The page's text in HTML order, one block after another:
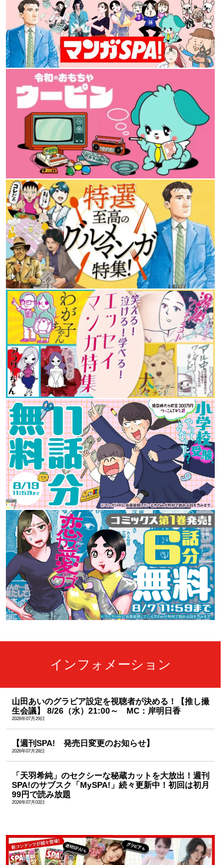
インフォメーション
山田あいのグラビア設定を視聴者が決める！【推し撮
生会議】 8/26（水）21:00～ MC：岸明日香
2026年07月29日
【週刊SPA! 発売日変更のお知らせ】
2026年07月28日
「天羽希純」のセクシーな秘蔵カットを大放出！週刊
SPA!のサブスク「MySPA!」続々更新中！初回は初月
99円で読み放題
2026年07月03日